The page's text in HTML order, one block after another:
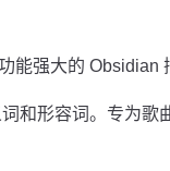
能强大的 Obsidian
和形容词。专为歌